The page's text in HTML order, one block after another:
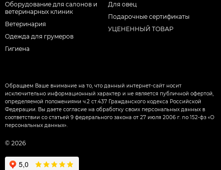
Оборудование для салонов и
ветеринарных клиник
Ветеринария
Одежда для грумеров
Гигиена
Для овец
Подарочные сертификаты
УЦЕНЕННЫЙ ТОВАР
Обращаем Ваше внимание на то, что данный интернет-сайт носит
исключительно информационный характер и не является публичной офертой,
определяемой положениями ч.2 ст.437 Гражданского кодекса Российской
Федерации. Вы даете согласие на обработку своих персональных данных в
соответствии со статьей 9 федерального закона от 27 июля 2006 г. nо 152-фз «О
персональных данных».
© 2026